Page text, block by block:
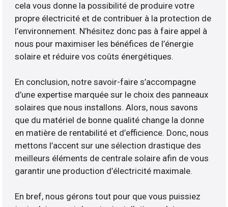
cela vous donne la possibilité de produire votre
propre électricité et de contribuer à la protection de
l’environnement. N’hésitez donc pas à faire appel à
nous pour maximiser les bénéfices de l’énergie
solaire et réduire vos coûts énergétiques.
En conclusion, notre savoir-faire s’accompagne
d’une expertise marquée sur le choix des panneaux
solaires que nous installons. Alors, nous savons
que du matériel de bonne qualité change la donne
en matière de rentabilité et d’efficience. Donc, nous
mettons l’accent sur une sélection drastique des
meilleurs éléments de centrale solaire afin de vous
garantir une production d’électricité maximale.
En bref, nous gérons tout pour que vous puissiez